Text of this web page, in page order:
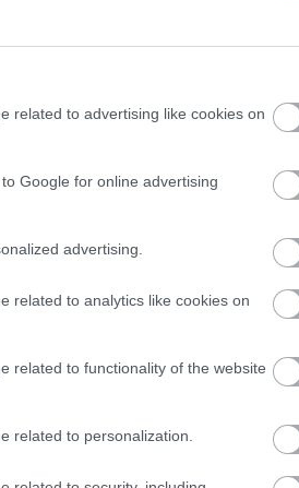
related to advertising like cookies on
Google for online advertising
advertising.
related to analytics like cookies on
related to functionality of the website
related to personalization.
vállalkozási
rendelkezel, és
szakma, a Perfektnél
végezheted...